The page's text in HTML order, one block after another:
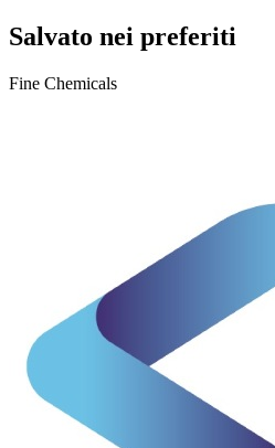
Salvato nei preferiti
Fine Chemicals